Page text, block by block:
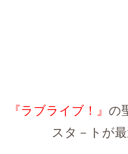
『ラブライブ！』 の
スタ－トが最